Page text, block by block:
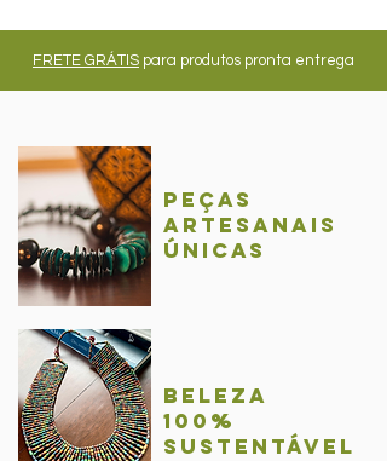
FRETE GRÁTIS para produtos pronta entrega
Peças
Artesanais
únicas
BelezA
100%
sustentável